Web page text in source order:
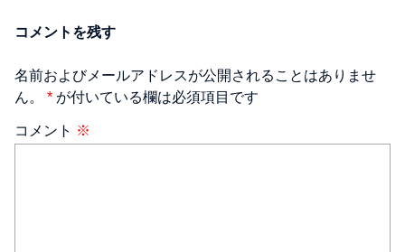
コメントを残す
名前およびメールアドレスが公開されることはありませ
ん。 * が付いている欄は必須項目です
コメント ※